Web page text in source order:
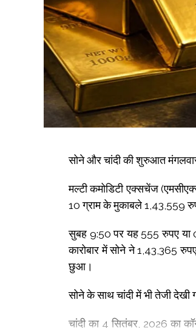
सोने और चांदी की शुरुआत
मल्टी कमोडिटी एक्सचेंज
10 ग्राम के मुकाबले 1,43,559
सुबह 9:50 पर यह 555 रुपए या
कारोबार में सोने ने 1,43,365
छुआ।
सोने के साथ चांदी में भी तेजी देखी
चांदी का 4 सितंबर, 2026 का